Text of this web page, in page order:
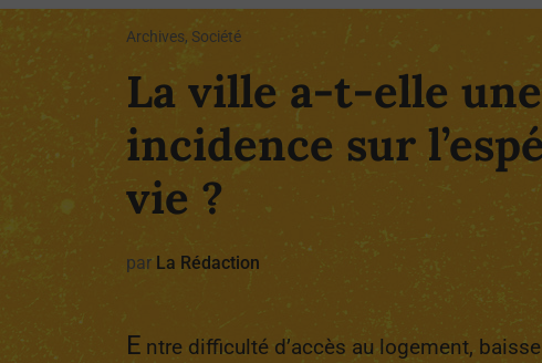
Archives, Société
La ville a-t-elle une
incidence sur
vie ?
par La Rédaction
E ntre difficulté d’accès au logement,